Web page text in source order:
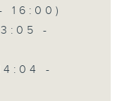
16:00)
-
-